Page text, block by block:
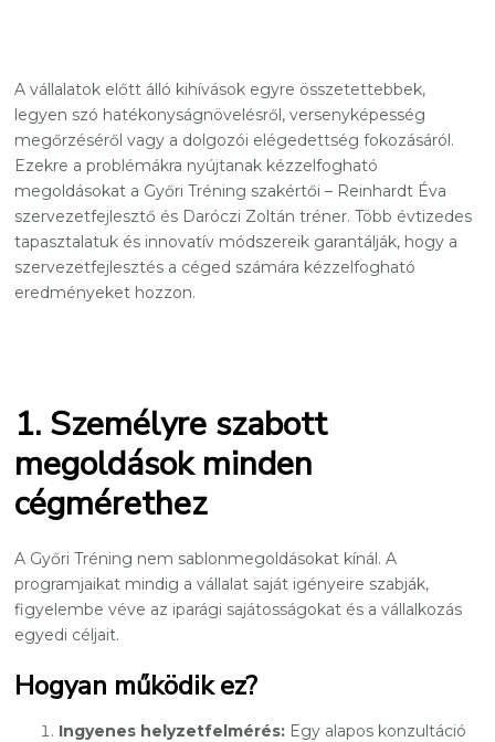
A vállalatok előtt álló kihívások egyre összetettebbek,
legyen szó hatékonyságnövelésről, versenyképesség
megőrzéséről vagy a dolgozói elégedettség fokozásáról.
Ezekre a problémákra nyújtanak kézzelfogható
megoldásokat a Győri Tréning szakértői – Reinhardt Éva
szervezetfejlesztő és Daróczi Zoltán tréner. Több évtizedes
tapasztalatuk és innovatív módszereik garantálják, hogy a
szervezetfejlesztés a céged számára kézzelfogható
eredményeket hozzon.
1. Személyre szabott
megoldások minden
cégmérethez
A Győri Tréning nem sablonmegoldásokat kínál. A
programjaikat mindig a vállalat saját igényeire szabják,
figyelembe véve az iparági sajátosságokat és a vállalkozás
egyedi céljait.
Hogyan működik ez?
Ingyenes helyzetfelmérés: Egy alapos konzultáció